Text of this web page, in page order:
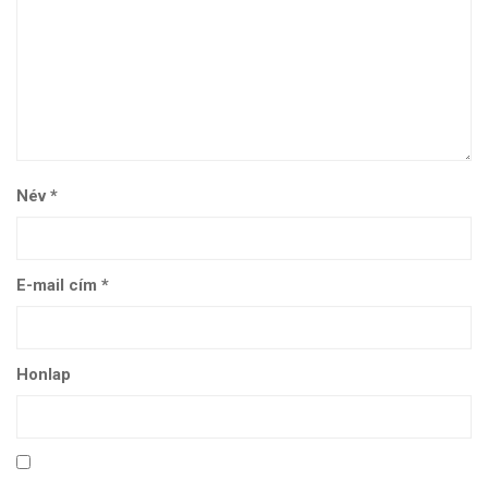
Név*
E-mail cím *
Honlap